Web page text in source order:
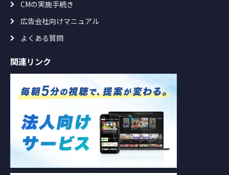
CMの実施手続き
広告会社向けマニュアル
よくある質問
関連リンク